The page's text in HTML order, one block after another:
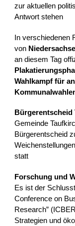
zur aktuellen
Antwort stehen
In verschiedenen
von
an diesem Tag
Wahlkampf für
Bürgerentscheid
Gemeinde
Bürgerentscheid
statt
Forschung und
Es ist der
Conference on
Research”
Strategien und